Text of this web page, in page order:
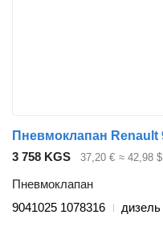
3 758 KGS 37,20 € ≈ 42,98 $
Пневмоклапан
9041025 1078316
дизель